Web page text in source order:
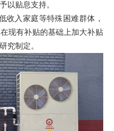
以贴息支持。
入家庭等特殊困难群体，
现有补贴的基础上加大补贴
究制定。